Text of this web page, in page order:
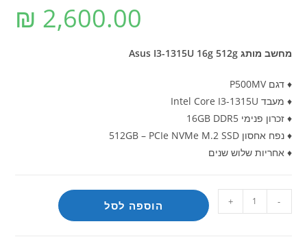
₪ 2,600.00
מחשב מותג Asus I3-1315U 16g 512g
♦ דגם P500MV
♦ מעבד Intel Core I3-1315U
♦ זכרון פנימי 16GB DDR5
♦ נפח אחסון 512GB – PCIe NVMe M.2 SSD
♦ אחריות שלוש שנים
של
-
+ הוספה לסל